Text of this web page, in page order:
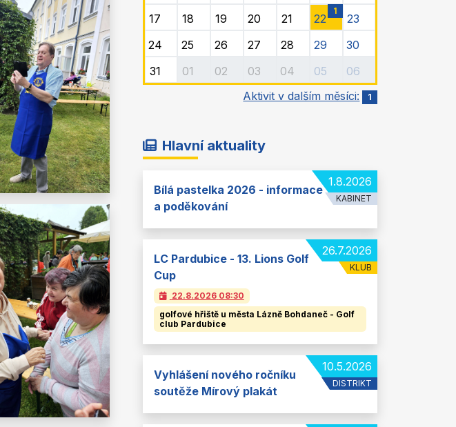
17
18 19 20 21 22
1
23
24
25 26 27 28 29
30
31
01 02 03 04 05
06
Aktivit v dalším měsíci:
1
Hlavní aktuality
1.8.2026
KABINET
Bílá pastelka 2026 - informace
a poděkování
26.7.2026
KLUB
LC Pardubice - 13. Lions Golf
Cup
22.8.2026 08:30
golfové hřiště u města Lázně Bohdaneč - Golf
club Pardubice
10.5.2026
DISTRIKT
Vyhlášení nového ročníku
soutěže Mírový plakát